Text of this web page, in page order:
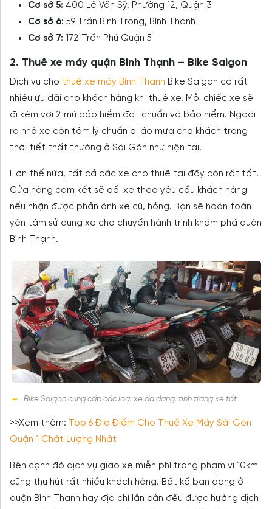
Cơ sở 5: 400 Lê Văn Sỹ, Phường 12, Quận 3
Cơ sở 6: 59 Trần Bình Trọng, Bình Thạnh
Cơ sở 7: 172 Trần Phú Quận 5
2. Thuê xe máy quận Bình Thạnh – Bike Saigon
Dịch vụ cho thuê xe máy Bình Thạnh Bike Saigon có rất
nhiều ưu đãi cho khách hàng khi thuê xe. Mỗi chiếc xe sẽ
đi kèm với 2 mũ bảo hiểm đạt chuẩn và bảo hiểm. Ngoài
ra nhà xe còn tâm lý chuẩn bị áo mưa cho khách trong
thời tiết thất thường ở Sài Gòn như hiện tại.
Hơn thế nữa, tất cả các xe cho thuê tại đây còn rất tốt.
Cửa hàng cam kết sẽ đổi xe theo yêu cầu khách hàng
nếu nhận được phản ánh xe cũ, hỏng. Bạn sẽ hoàn toàn
yên tâm sử dụng xe cho chuyến hành trình khám phá quận
Bình Thạnh.
Bike Saigon cung cấp các loại xe đa dạng. tình trạng xe tốt
>>Xem thêm:
Top 6 Địa Điểm Cho Thuê Xe Máy Sài Gòn
Quận 1 Chất Lượng Nhất
Bên cạnh đó dịch vụ giao xe miễn phí trong phạm vi 10km
cũng thu hút rất nhiều khách hàng. Bất kể bạn đang ở
quận Bình Thạnh hay địa chỉ lân cận đều được hưởng dịch